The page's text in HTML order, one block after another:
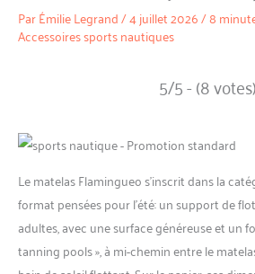
ParÉmilie Legrand/4 juillet 2026/8
Accessoires sports nautiques
5/5 - (8 votes)
Le matelas Flamingueo s’inscrit dans la
format pensées pour l’été: un support de
adultes, avec une surface généreuse et un
tanning pools », à mi-chemin entre le